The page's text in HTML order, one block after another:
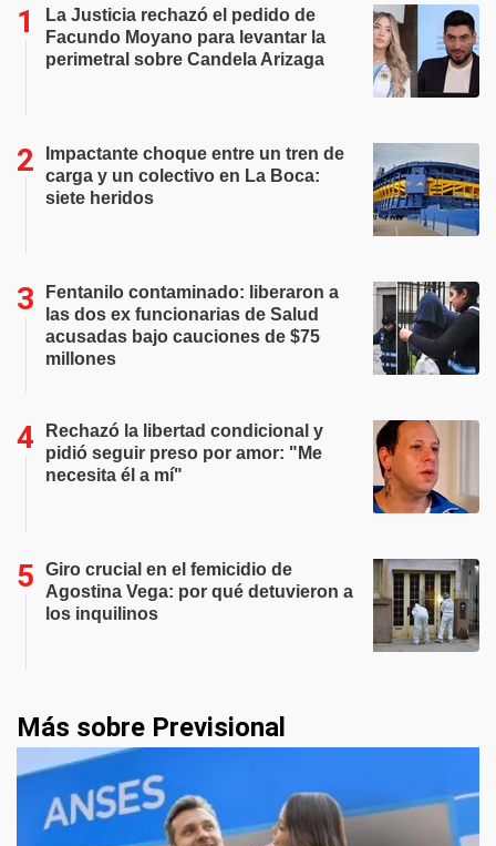
La Justicia rechazó el pedido de
Facundo Moyano para levantar la
perimetral sobre Candela Arizaga
Impactante choque entre un tren de
carga y un colectivo en La Boca:
siete heridos
Fentanilo contaminado: liberaron a
las dos ex funcionarias de Salud
acusadas bajo cauciones de $75
millones
Rechazó la libertad condicional y
pidió seguir preso por amor: "Me
necesita él a mí"
Giro crucial en el femicidio de
Agostina Vega: por qué detuvieron a
los inquilinos
Más sobre Previsional